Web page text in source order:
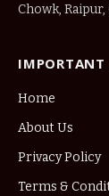
Chowk,
IMPORTANT
Home
About Us
Privacy Policy
Terms &